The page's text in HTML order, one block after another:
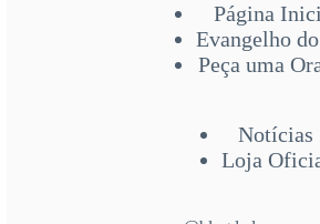
Página
Evangelho
Peça uma
Notícias
Loja